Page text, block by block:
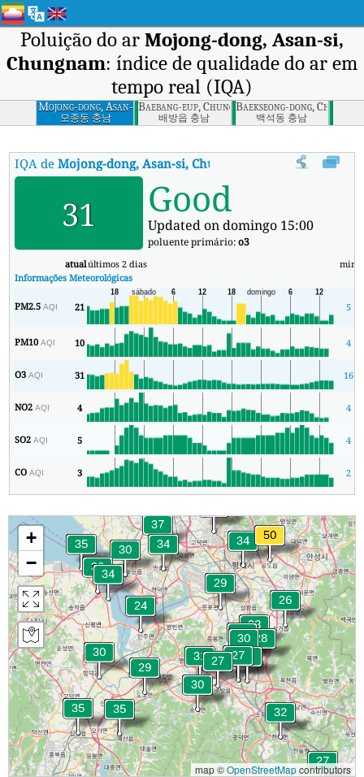
Poluição do ar Mojong-dong, Asan-si,
Chungnam: índice de qualidade do ar em
tempo real (IQA)
Mojong-dong, Asan-
si, Chungnam
모종동 충남
Baebang-eup, Chungnam
배방읍 충남
Baekseong-dong,
백석동 충남
IQA deMojong-dong, Asan-si, Chungnam Índice de Qualidade
31 Good
Updated on domingo 15:00
poluente primário:o3
atualúltimos 2 dias min
Informações Meteorológicas
PM2.5AQI 21 5
PM10AQI 10 4
O3AQI 31 16
NO2AQI 4 4
SO2AQI 5 4
COAQI 3 2
+
−
map ©OpenStreetMapcontributors